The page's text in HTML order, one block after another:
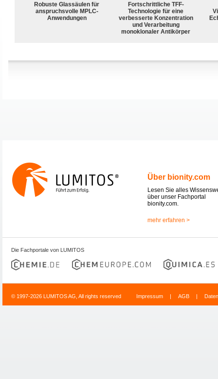
Robuste Glassäulen für
anspruchsvolle MPLC-
Anwendungen
Fortschrittliche TFF-
Technologie für eine
verbesserte Konzentration
und Verarbeitung
monoklonaler Antikörper
Über bionity.com
Lesen Sie alles
über unser Fachportal
bionity.com.
mehr erfahren >
Die Fachportale von LUMITOS
© 1997-2026 LUMITOS AG, All rights reserved Impressum | AGB |